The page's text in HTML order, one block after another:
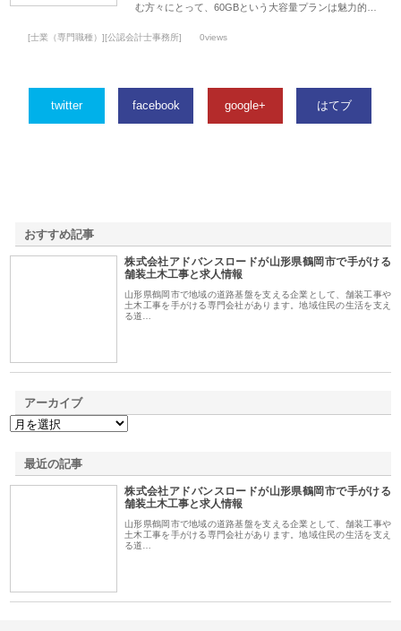
む方々にとって、60GBという大容量プランは魅力的…
[士業（専門職種）][公認会計士事務所] 0views
twitter facebook google+ はてブ
おすすめ記事
株式会社アドバンスロードが山形県鶴岡市で手がける
舗装土木工事と求人情報
山形県鶴岡市で地域の道路基盤を支える企業として、舗装工事や
土木工事を手がける専門会社があります。地域住民の生活を支え
る道…
アーカイブ
最近の記事
株式会社アドバンスロードが山形県鶴岡市で手がける
舗装土木工事と求人情報
山形県鶴岡市で地域の道路基盤を支える企業として、舗装工事や
土木工事を手がける専門会社があります。地域住民の生活を支え
る道…